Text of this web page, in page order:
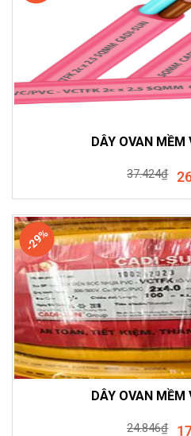
DÂY OVAN
37.424₫
-29%
DÂY OVAN MỀM
24.846₫